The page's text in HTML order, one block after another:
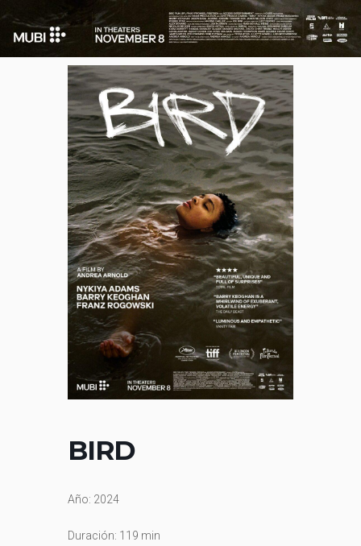
BIRD
Año: 2024
Duración: 119 min